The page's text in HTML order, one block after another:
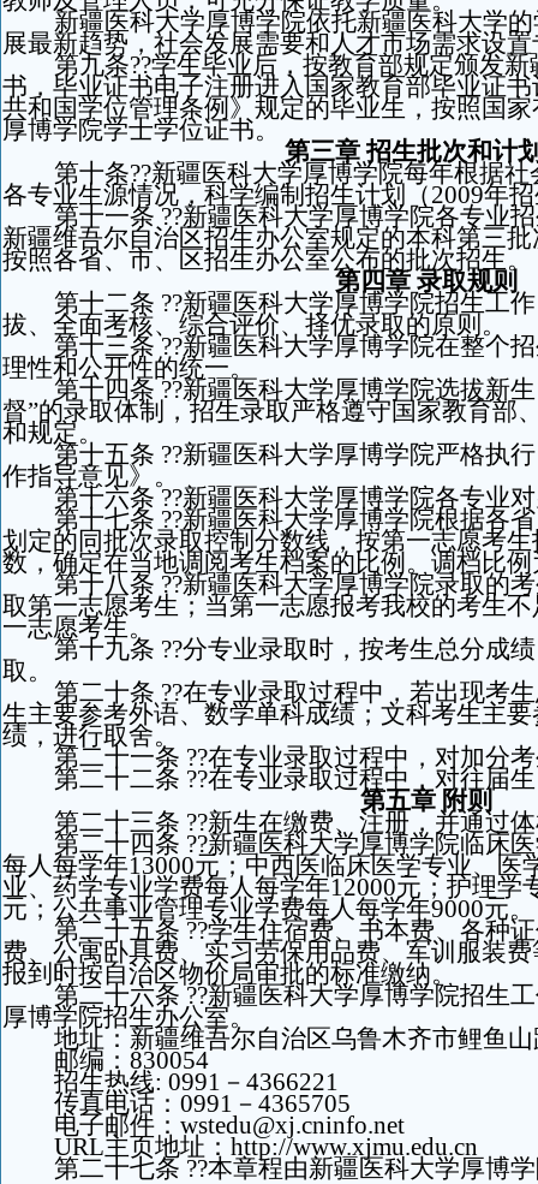
新疆医科大学厚博学院依托新疆医科大学
展最新趋势，社会发展需要和人才市场需求设
第九条??学生毕业后，按教育部规定颁发
书，毕业证书电子注册进入国家教育部毕业证
共和国学位管理条例》规定的毕业生，按照国
厚博学院学士学位证书。
第三章 招生批次和计
第十条??新疆医科大学厚博学院每年根据
各专业生源情况，科学编制招生计划（2009年
第十一条 ??新疆医科大学厚博学院各专业
新疆维吾尔自治区招生办公室规定的本科第三
按照各省、市、区招生办公室公布的批次招生。
第四章 录取规则
第十二条 ??新疆医科大学厚博学院招生工
拔、全面考核、综合评价、择优录取的原则。
第十三条 ??新疆医科大学厚博学院在整个
理性和公开性的统一。
第十四条 ??新疆医科大学厚博学院选拔新
督”的录取体制，招生录取严格遵守国家教育部
和规定。
第十五条 ??新疆医科大学厚博学院严格执
作指导意见》。
第十六条 ??新疆医科大学厚博学院各专业
第十七条 ??新疆医科大学厚博学院根据各
划定的同批次录取控制分数线，按第一志愿考
数，确定在当地调阅考生档案的比例。调档比
第十八条 ??新疆医科大学厚博学院录取的
取第一志愿考生；当第一志愿报考我校的考生
一志愿考生。
第十九条 ??分专业录取时，按考生总分成
取。
第二十条 ??在专业录取过程中，若出现考
生主要参考外语、数学单科成绩；文科考生主
绩，进行取舍。
第二十一条 ??在专业录取过程中，对加分
第二十二条 ??在专业录取过程中，对往届
第五章 附则
第二十三条 ??新生在缴费、注册，并通过
第二十四条 ??新疆医科大学厚博学院临床
每人每学年13000元；中西医临床医学专业、医
业、药学专业学费每人每学年12000元；护理学
元；公共事业管理专业学费每人每学年9000元。
第二十五条 ??学生住宿费、书本费、各种
费、公寓卧具费、实习劳保用品费、军训服装
报到时按自治区物价局审批的标准缴纳。
第二十六条 ??新疆医科大学厚博学院招生
厚博学院招生办公室。
地址：新疆维吾尔自治区乌鲁木齐市鲤鱼
邮编：830054
招生热线: 0991－4366221
传真电话：0991－4365705
电子邮件：wstedu@xj.cninfo.net
URL主页地址： http://www.xjmu.edu.cn
第二十七条 ??本章程由新疆医科大学厚博